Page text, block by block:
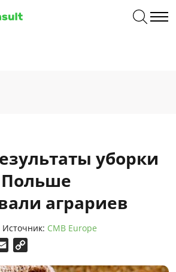
уборки
аграриев
Источник: CMB Europe
Email